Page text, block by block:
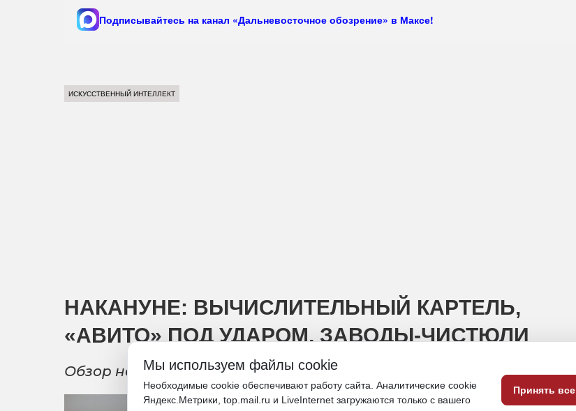
Подписывайтесь на канал «Дальневосточное обозрение» в Максе!
ИСКУССТВЕННЫЙ ИНТЕЛЛЕКТ
НАКАНУНЕ: ВЫЧИСЛИТЕЛЬНЫЙ КАРТЕЛЬ,
«АВИТО» ПОД УДАРОМ, ЗАВОДЫ-ЧИСТЮЛИ
Обзор новостей экономики и бизнеса за 15 мая
Мы используем файлы cookie
Необходимые cookie обеспечивают работу сайта. Аналитические cookie
Яндекс.Метрики, top.mail.ru и LiveInternet загружаются только с вашего
Принять все